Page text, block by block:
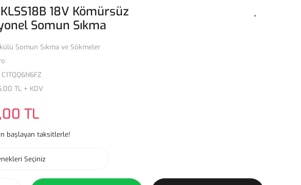
18V Kömürsüz
Somun Sıkma
Somun Sıkma ve Sökmeler
C1TQQ6N6FZ
TL + KDV
TL
başlayan taksitlerle!